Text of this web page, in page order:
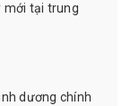
mới tại trung
dương chính